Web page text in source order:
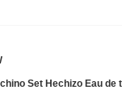
Set Hechizo Eau de